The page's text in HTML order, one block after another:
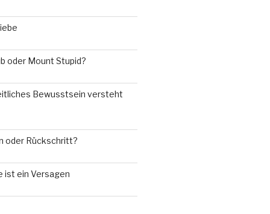
oder Mount Stupid?
Bewusstsein versteht
oder Rückschritt?
ist ein Versagen